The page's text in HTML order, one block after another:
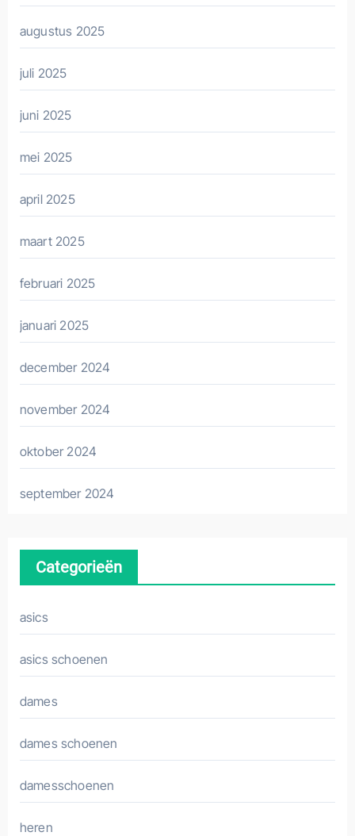
augustus 2025
juli 2025
juni 2025
mei 2025
april 2025
maart 2025
februari 2025
januari 2025
december 2024
november 2024
oktober 2024
september 2024
Categorieën
asics
asics schoenen
dames
dames schoenen
damesschoenen
heren